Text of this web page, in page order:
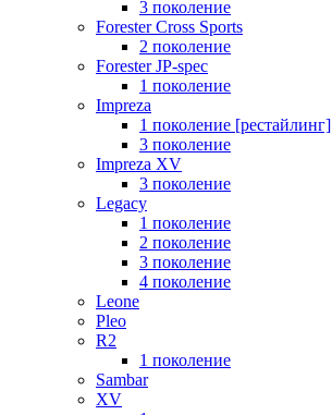
3 поколение
Forester Cross Sports
2 поколение
Forester JP-spec
1 поколение
Impreza
1 поколение [рестайлинг]
3 поколение
Impreza XV
3 поколение
Legacy
1 поколение
2 поколение
3 поколение
4 поколение
Leone
Pleo
R2
1 поколение
Sambar
XV